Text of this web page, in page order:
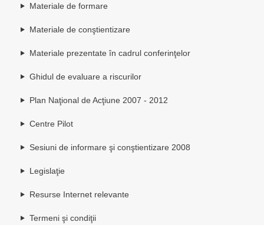
Materiale de formare
Materiale de conştientizare
Materiale prezentate în cadrul conferinţelor
Ghidul de evaluare a riscurilor
Plan Naţional de Acţiune 2007 - 2012
Centre Pilot
Sesiuni de informare şi conştientizare 2008
Legislaţie
Resurse Internet relevante
Termeni şi condiţii